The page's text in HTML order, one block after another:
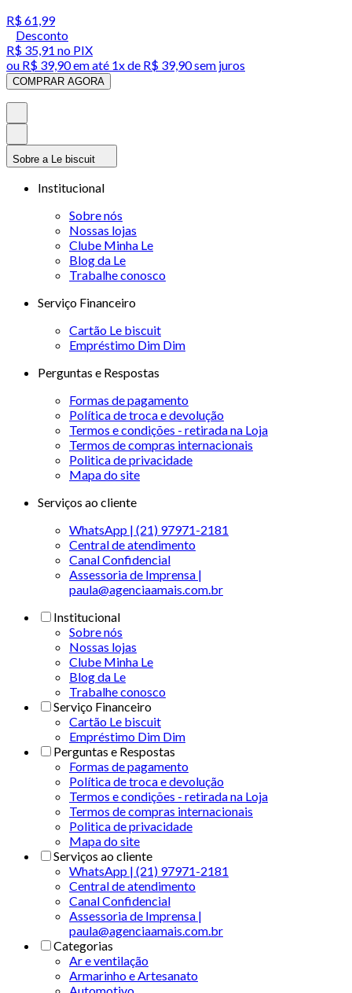
R$ 61,99
Desconto
R$ 35,91 no PIX
ou R$ 39,90em até 1x de R$ 39,90sem juros
COMPRAR AGORA
Sobre a Le biscuit
Institucional
Sobre nós
Nossas lojas
Clube Minha Le
Blog da Le
Trabalhe conosco
Serviço Financeiro
Cartão Le biscuit
Empréstimo Dim Dim
Perguntas e Respostas
Formas de pagamento
Política de troca e devolução
Termos e condições - retirada na Loja
Termos de compras internacionais
Politica de privacidade
Mapa do site
Serviços ao cliente
WhatsApp | (21) 97971-2181
Central de atendimento
Canal Confidencial
Assessoria de Imprensa |
paula@agenciaamais.com.br
Institucional
Sobre nós
Nossas lojas
Clube Minha Le
Blog da Le
Trabalhe conosco
Serviço Financeiro
Cartão Le biscuit
Empréstimo Dim Dim
Perguntas e Respostas
Formas de pagamento
Política de troca e devolução
Termos e condições - retirada na Loja
Termos de compras internacionais
Politica de privacidade
Mapa do site
Serviços ao cliente
WhatsApp | (21) 97971-2181
Central de atendimento
Canal Confidencial
Assessoria de Imprensa |
paula@agenciaamais.com.br
Categorias
Ar e ventilação
Armarinho e Artesanato